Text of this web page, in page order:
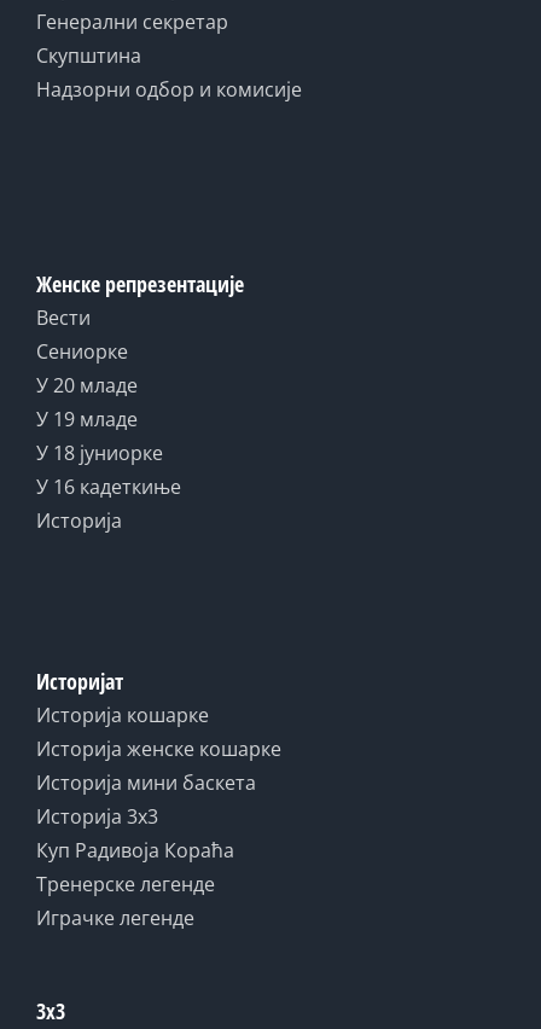
Генерални секретар
Скупштина
Надзорни одбор и комисије
Женске репрезентације
Вести
Сениорке
У 20 младе
У 19 младе
У 18 јуниорке
У 16 кадеткиње
Историја
Историјат
Историја кошарке
Историја женске кошарке
Историја мини баскета
Историја 3x3
Куп Радивоја Кораћа
Тренерске легенде
Играчке легенде
3x3